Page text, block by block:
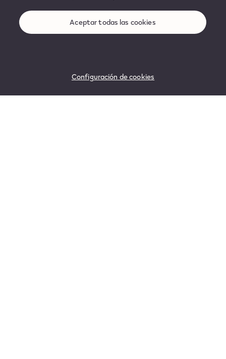
Configuración de cookies
Aceptar todas las cookies